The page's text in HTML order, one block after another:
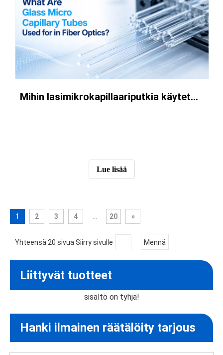
Mihin lasimikrokapillaariputkia käytetään kuituoptiikassa?
Lue lisää
1 2 3 4 ... 20 »
Yhteensä 20 sivua Siirry sivulle Mennä
Liittyvät tuotteet
sisältö on tyhjä!
Hanki ilmainen räätälöity tarjous